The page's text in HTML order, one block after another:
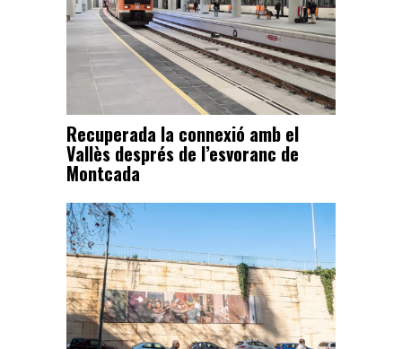
Recuperada la connexió amb el
Vallès després de l’esvoranc de
Montcada